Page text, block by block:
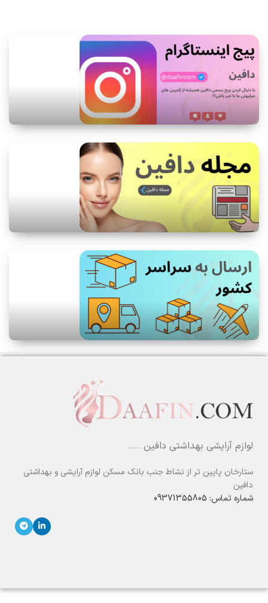
لوازم آرایشی بهداشتی دافین ....
ستارخان پایین تر از نشاط جنب بانک مسکن لوازم آرایشی و بهداشتی
دافین
شماره تماس: 09371355805